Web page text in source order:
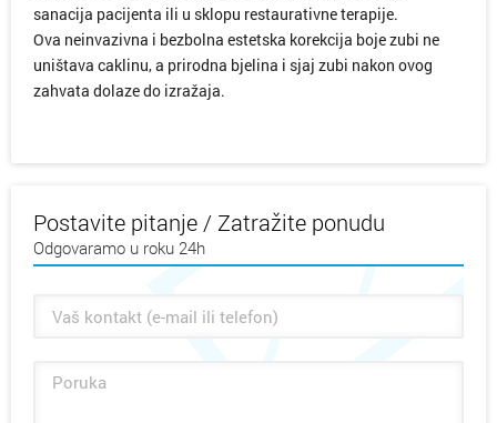
sanacija pacijenta ili u sklopu restaurativne terapije.
Ova neinvazivna i bezbolna estetska korekcija boje zubi ne
uništava caklinu, a prirodna bjelina i sjaj zubi nakon ovog
zahvata dolaze do izražaja.
Postavite pitanje / Zatražite ponudu
Odgovaramo u roku 24h